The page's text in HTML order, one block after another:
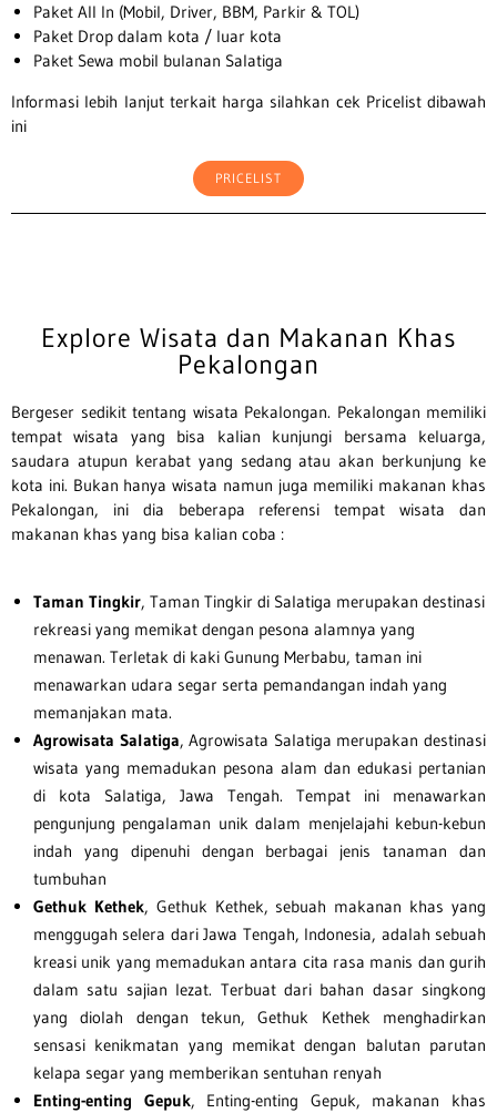
Paket All In (Mobil, Driver, BBM, Parkir & TOL)
Paket Drop dalam kota / luar kota
Paket Sewa mobil bulanan Salatiga
Informasi lebih lanjut terkait harga silahkan cek Pricelist dibawah
ini
PRICELIST
Explore Wisata dan Makanan Khas
Pekalongan
Bergeser sedikit tentang wisata Pekalongan. Pekalongan memiliki
tempat wisata yang bisa kalian kunjungi bersama keluarga,
saudara atupun kerabat yang sedang atau akan berkunjung ke
kota ini. Bukan hanya wisata namun juga memiliki makanan khas
Pekalongan, ini dia beberapa referensi tempat wisata dan
makanan khas yang bisa kalian coba :
Taman Tingkir, Taman Tingkir di Salatiga merupakan destinasi
rekreasi yang memikat dengan pesona alamnya yang
menawan. Terletak di kaki Gunung Merbabu, taman ini
menawarkan udara segar serta pemandangan indah yang
memanjakan mata.
Agrowisata Salatiga, Agrowisata Salatiga merupakan destinasi
wisata yang memadukan pesona alam dan edukasi pertanian
di kota Salatiga, Jawa Tengah. Tempat ini menawarkan
pengunjung pengalaman unik dalam menjelajahi kebun-kebun
indah yang dipenuhi dengan berbagai jenis tanaman dan
tumbuhan
Gethuk Kethek, Gethuk Kethek, sebuah makanan khas yang
menggugah selera dari Jawa Tengah, Indonesia, adalah sebuah
kreasi unik yang memadukan antara cita rasa manis dan gurih
dalam satu sajian lezat. Terbuat dari bahan dasar singkong
yang diolah dengan tekun, Gethuk Kethek menghadirkan
sensasi kenikmatan yang memikat dengan balutan parutan
kelapa segar yang memberikan sentuhan renyah
Enting-enting Gepuk, Enting-enting Gepuk, makanan khas